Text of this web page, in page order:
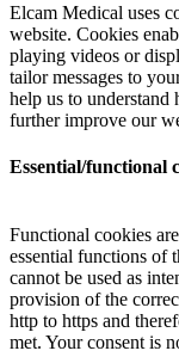
Elcam Medical uses
website. Cookies
playing videos or
tailor messages to
help us to understand
further improve our
Essential/functional
Functional cookies
essential functions of
cannot be used as
provision of the
http to https and
met. Your consent is